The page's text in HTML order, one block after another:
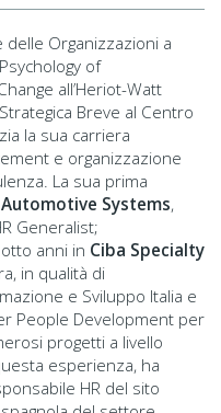
delle Organizzazioni a
of
all’Heriot-Watt
Breve al Centro
la sua carriera
e organizzazione
La sua prima
Systems,
Generalist;
anni in Ciba Specialty
in qualità di
e Sviluppo Italia e
People Development per
progetti a livello
esperienza, ha
HR del sito